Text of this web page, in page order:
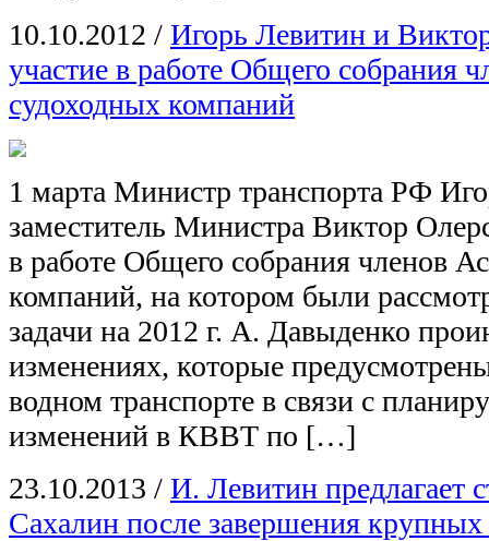
10.10.2012 / Игорь Левитин и
участие в работе Общего собрания
судоходных компаний
1 марта Министр транспорта РФ
заместитель Министра Виктор
в работе Общего собрания членов
компаний, на котором были
задачи на 2012 г. А. Давыденко
изменениях, которые
водном транспорте в связи с
изменений в КВВТ по […]
23.10.2013 / И. Левитин предлагает
Сахалин после завершения